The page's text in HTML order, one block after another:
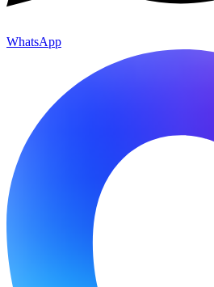
WhatsApp